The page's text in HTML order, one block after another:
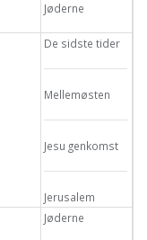
Jøderne
De sidste tider
Mellemøsten
Jesu genkomst
Jerusalem
Jøderne